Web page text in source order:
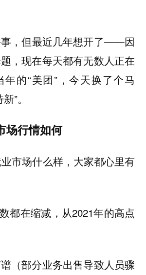
，但最近几年想开了——因
，现在每天都有无数人正在
的“美团”，今天换了个马
”。
场行情如何
市场什么样，大家都心里有
都在缩减，从2021年的高点
（部分业务出售导致人员骤